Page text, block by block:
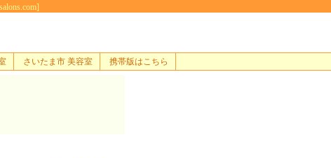
さいたま市 美容室 携帯版はこちら